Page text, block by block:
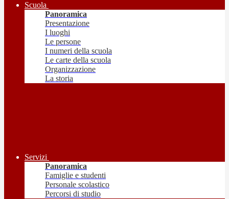
Scuola
Panoramica
Presentazione
I luoghi
Le persone
I numeri della scuola
Le carte della scuola
Organizzazione
La storia
Servizi
Panoramica
Famiglie e studenti
Personale scolastico
Percorsi di studio